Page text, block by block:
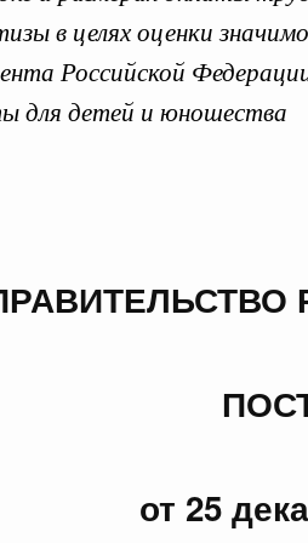
в целях оценки
Российской
для детей и юношества
от 25
со справками к
24 июля, пятница